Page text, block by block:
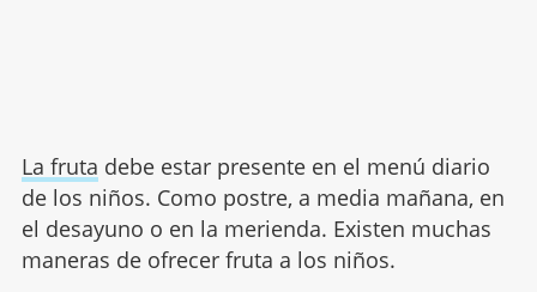
La fruta debe estar presente en el menú diario
de los niños. Como postre, a media mañana, en
el desayuno o en la merienda. Existen muchas
maneras de ofrecer fruta a los niños.